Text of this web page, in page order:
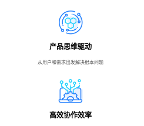
产品思维驱动
从用户和需求出发解决根本问题
高效协作效率